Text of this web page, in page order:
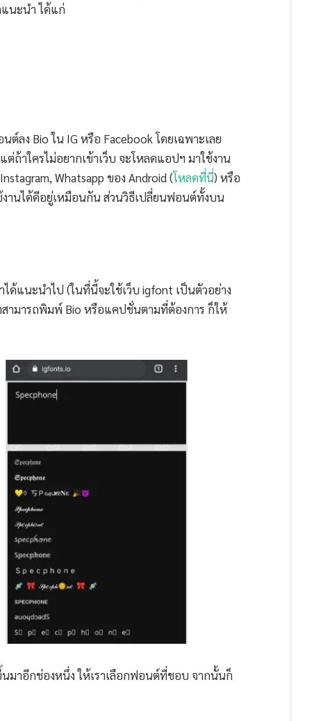
นะนำ ได้แก่
ลง Bio ใน IG หรือ Facebook โดยเฉพาะเลย
ถ้าใครไม่อยากเข้าเว็บ จะโหลดแอปฯ มาใช้งาน
Whatsapp ของ Android (โหลดที่นี่) หรือ
งานได้ดีอยู่เหมือนกัน ส่วนวิธีเปลี่ยนฟอนต์ทั้งบน
ได้แนะนำไป (ในที่นี้จะใช้เว็บ igfont เป็นตัวอย่าง
สามารถพิมพ์ Bio หรือแคปชั่นตามที่ต้องการ ก็ให้
มาอีกช่องหนึ่ง ให้เราเลือกฟอนต์ที่ชอบ จากนั้นก็